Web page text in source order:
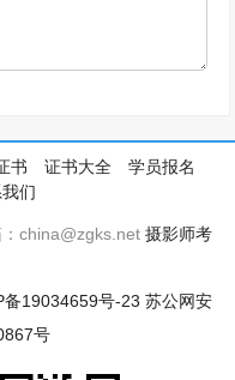
书 证书大全
学员报名
们
：china@zgks.net摄影师考
备19034659号-23 苏公网安
号